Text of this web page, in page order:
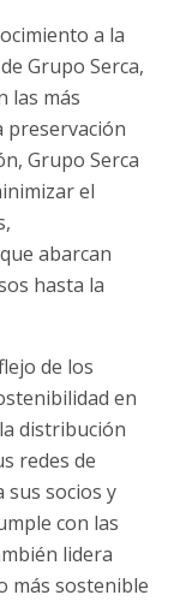
a la
Grupo Serca,
las más
preservación
Grupo Serca
el
abarcan
hasta la
de los
en
distribución
redes de
sus socios y
con las
lidera
más sostenible